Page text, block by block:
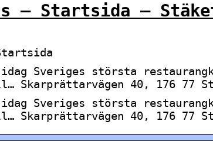
– Startsida –
idag Sveriges största
Skarprättarvägen 40, 176 77
idag Sveriges största
Skarprättarvägen 40, 176 77